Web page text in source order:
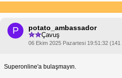
P potato_ambassador
Çavuş
06 Ekim 2025 Pazartesi 19:51:32 (141
Superonline'a bulaşmayın.